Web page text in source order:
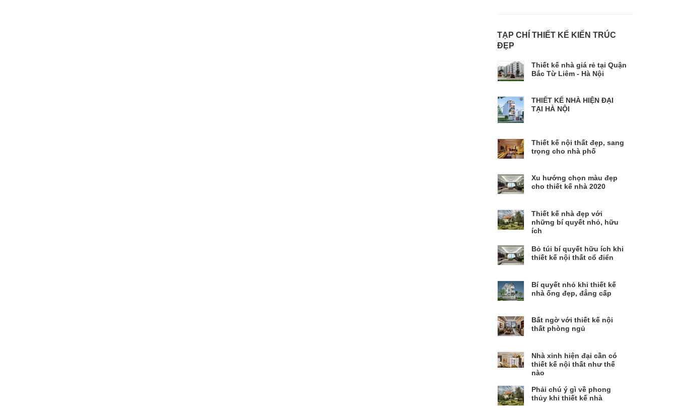
TẠP CHÍ THIẾT KẾ KIẾN TRÚC
ĐẸP
Thiết kế nhà giá rẻ tại Quận
Bắc Từ Liêm - Hà Nội
THIẾT KẾ NHÀ HIỆN ĐẠI
TẠI HÀ NỘI
Thiết kế nội thất đẹp, sang
trọng cho nhà phố
Xu hướng chọn màu đẹp
cho thiết kế nhà 2020
Thiết kế nhà đẹp với
những bí quyết nhỏ, hữu
ích
Bỏ túi bí quyết hữu ích khi
thiết kế nội thất cổ điển
Bí quyết nhỏ khi thiết kế
nhà ống đẹp, đẳng cấp
Bất ngờ với thiết kế nội
thất phòng ngủ
Nhà xinh hiện đại cần có
thiết kế nội thất như thế
nào
Phải chú ý gì về phong
thủy khi thiết kế nhà